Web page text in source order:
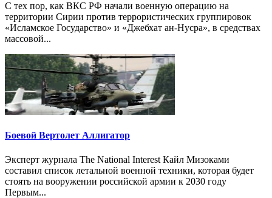
С тех пор, как ВКС РФ начали военную операцию на
территории Сирии против террористических группировок
«Исламское Государство» и «Джебхат ан-Нусра», в средствах
массовой...
Боевой Вертолет Аллигатор
Эксперт журнала The National Interest Кайл Мизоками
составил список летальной военной техники, которая будет
стоять на вооружении российской армии к 2030 году
Первым...